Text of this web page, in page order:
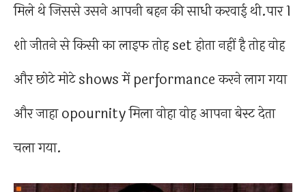
मिले थे जिससे उसने आपनी बहन की साधी करवाई थी.पार 1
शो जीतने से किसी का लाइफ तोह set होता नहीं है तोह वोह
और छोटे मोटे shows में performance करने लाग गया
और जाहा opournity मिला वोहा वोह आपना बेस्ट देता
चला गया.